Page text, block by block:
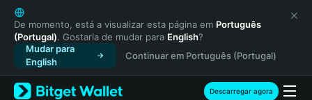
English
日本語
Tiếng Việt
Русский
Español (Latinoamérica)
Türkçe
De momento, está a visualizar esta página em Português
(Portugal). Gostaria de mudar para English?
Mudar para
English
Continuar em Português (Portugal)
Descarregar agora